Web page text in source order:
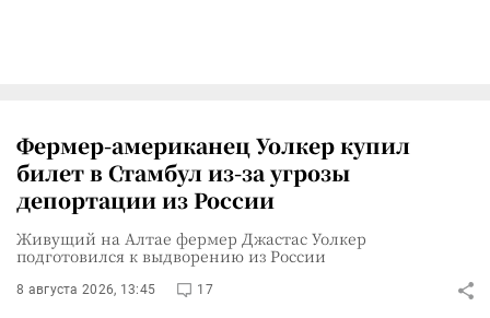
Фермер-американец Уолкер купил
билет в Стамбул из-за угрозы
депортации из России
Живущий на Алтае фермер Джастас Уолкер
подготовился к выдворению из России
8 августа 2026, 13:45 17